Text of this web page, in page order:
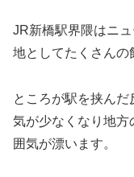
JR新橋駅界隈はニ
地としてたくさんの
ところが駅を挟んだ
気が少なくなり地方
囲気が漂います。